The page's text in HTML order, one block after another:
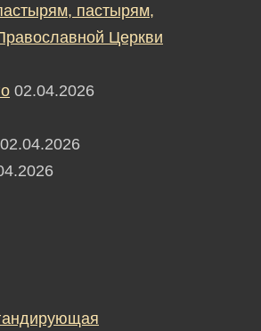
пастырям,
Церкви
02.04.2026
02.04.2026